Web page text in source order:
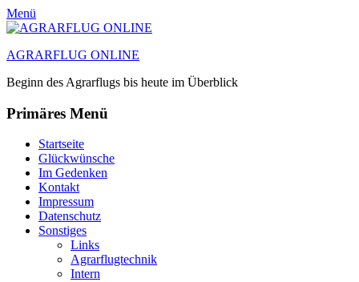
Menü
AGRARFLUG ONLINE
Beginn des Agrarflugs bis heute im Überblick
Primäres Menü
Zum
Inhalt
springen
Startseite
Glückwünsche
Im Gedenken
Kontakt
Impressum
Datenschutz
Sonstiges
Links
Agrarflugtechnik
Intern